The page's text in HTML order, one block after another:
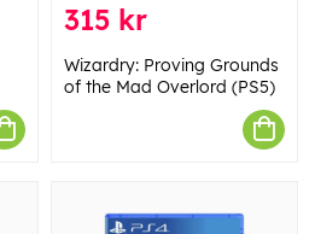
315 kr
Wizardry: Proving Grounds
of the Mad Overlord (PS5)